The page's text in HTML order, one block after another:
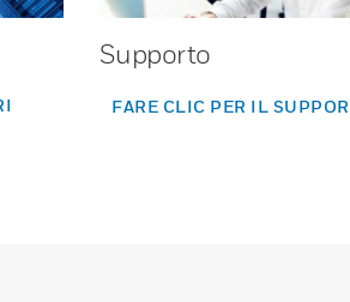
Supporto
FARE CLIC PER IL